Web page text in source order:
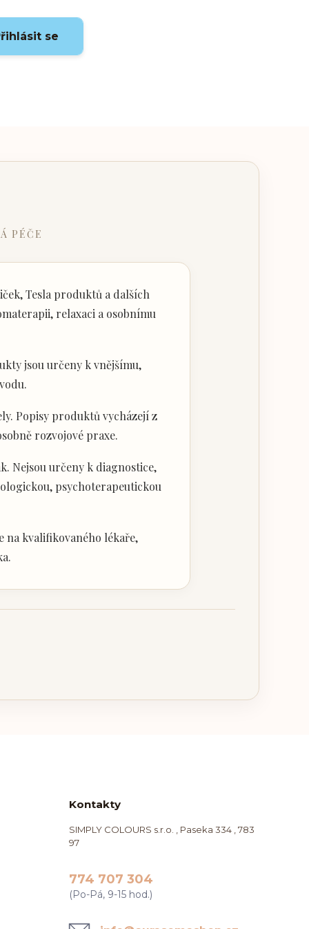
se
PÉČE
Tesla produktů a dalších
relaxaci a osobnímu
jsou určeny k vnějšímu,
Popisy produktů vycházejí z
rozvojové praxe.
Nejsou určeny k diagnostice,
psychoterapeutickou
na kvalifikovaného lékaře,
Kontakty
SIMPLY COLOURS s.r.o. , Paseka 334 , 783
97
774 707 304
(Po-Pá, 9-15 hod.)